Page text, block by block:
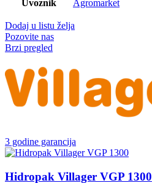
Uvoznik Agromarket
Dodaj u listu želja
Pozovite nas
Brzi pregled
3 godine garancija
Hidropak Villager VGP 1300